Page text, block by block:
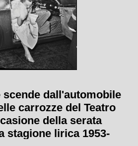
scende dall'automobile
carrozze del Teatro
della serata
stagione lirica 1953-